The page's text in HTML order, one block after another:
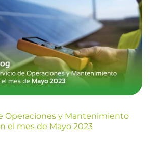
de Operaciones y
en el mes de
Mayo 2023
Blog
Operaciones y Mantenimiento
el mes de Mayo 2023